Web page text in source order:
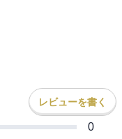
レビューを書く
0